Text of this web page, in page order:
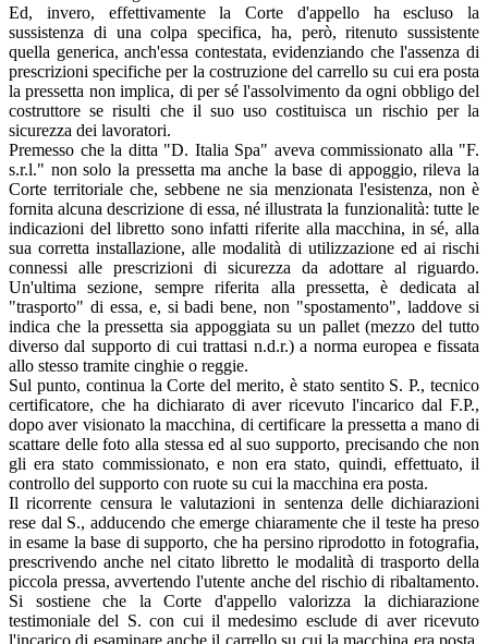
Ed, invero, effettivamente la Corte d'appello ha escluso la
sussistenza di una colpa specifica, ha, però, ritenuto sussistente
quella generica, anch'essa contestata, evidenziando che l'assenza di
prescrizioni specifiche per la costruzione del carrello su cui era posta
la pressetta non implica, di per sé l'assolvimento da ogni obbligo del
costruttore se risulti che il suo uso costituisca un rischio per la
sicurezza dei lavoratori.
Premesso che la ditta "D. Italia Spa" aveva commissionato alla "F.
s.r.l." non solo la pressetta ma anche la base di appoggio, rileva la
Corte territoriale che, sebbene ne sia menzionata l'esistenza, non è
fornita alcuna descrizione di essa, né illustrata la funzionalità: tutte le
indicazioni del libretto sono infatti riferite alla macchina, in sé, alla
sua corretta installazione, alle modalità di utilizzazione ed ai rischi
connessi alle prescrizioni di sicurezza da adottare al riguardo.
Un'ultima sezione, sempre riferita alla pressetta, è dedicata al
"trasporto" di essa, e, si badi bene, non "spostamento", laddove si
indica che la pressetta sia appoggiata su un pallet (mezzo del tutto
diverso dal supporto di cui trattasi n.d.r.) a norma europea e fissata
allo stesso tramite cinghie o reggie.
Sul punto, continua la Corte del merito, è stato sentito S. P., tecnico
certificatore, che ha dichiarato di aver ricevuto l'incarico dal F.P.,
dopo aver visionato la macchina, di certificare la pressetta a mano di
scattare delle foto alla stessa ed al suo supporto, precisando che non
gli era stato commissionato, e non era stato, quindi, effettuato, il
controllo del supporto con ruote su cui la macchina era posta.
Il ricorrente censura le valutazioni in sentenza delle dichiarazioni
rese dal S., adducendo che emerge chiaramente che il teste ha preso
in esame la base di supporto, che ha persino riprodotto in fotografia,
prescrivendo anche nel citato libretto le modalità di trasporto della
piccola pressa, avvertendo l'utente anche del rischio di ribaltamento.
Si sostiene che la Corte d'appello valorizza la dichiarazione
testimoniale del S. con cui il medesimo esclude di aver ricevuto
l'incarico di esaminare anche il carrello su cui la macchina era posta,